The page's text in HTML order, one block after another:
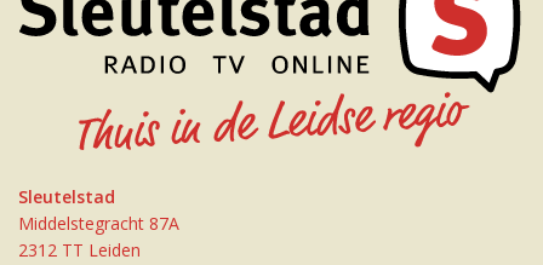
Sleutelstad
Middelstegracht 87A
2312 TT Leiden